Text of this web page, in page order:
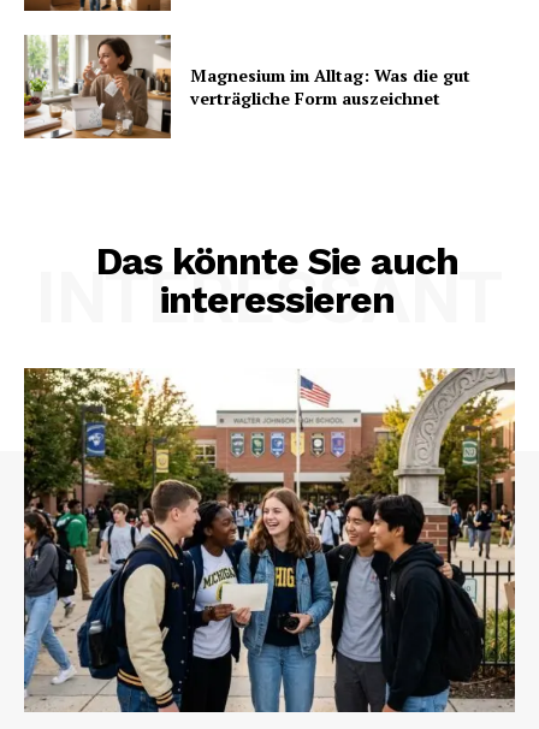
Magnesium im Alltag: Was die gut
verträgliche Form auszeichnet
Das könnte Sie auch
interessieren
INTERESSANT